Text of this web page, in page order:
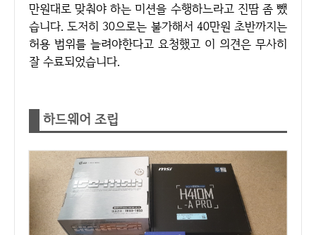
만원대로 맞춰야 하는 미션을 수행하느라고 진땀 좀 뺐
습니다. 도저히 30으로는 불가해서 40만원 초반까지는
허용 범위를 늘려야한다고 요청했고 이 의견은 무사히
잘 수료되었습니다.
하드웨어 조립